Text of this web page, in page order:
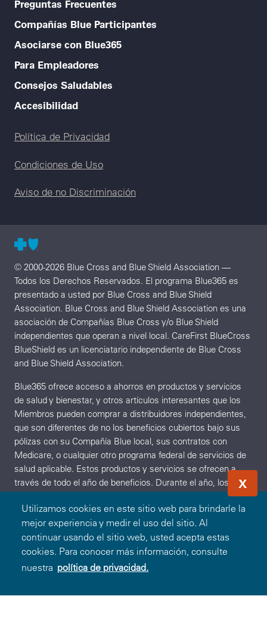
Utilizamos cookies en este sitio web para brindarle la
mejor experiencia y medir el uso del sitio. Al
continuar usando el sitio web, usted acepta estas
cookies. Para conocer más información, consulte
nuestra política de privacidad.
X
Canjear Oferta
Ingresar O
Preguntas Frecuentes
Compañías Blue Participantes
Asociarse con Blue365
Para Empleadores
Consejos Saludables
Accesibilidad
Legal menu
Política de Privacidad
Condiciones de Uso
Aviso de no Discriminación
© 2000-2026 Blue Cross and Blue Shield Association —
Todos los Derechos Reservados. El programa Blue365 es
presentado a usted por Blue Cross and Blue Shield
Association. Blue Cross and Blue Shield Association es una
asociación de Compañías Blue Cross y/o Blue Shield
independientes que operan a nivel local. CareFirst BlueCross
BlueShield es un licenciatario independiente de Blue Cross
and Blue Shield Association.
Blue365 ofrece acceso a ahorros en productos y servicios
de salud y bienestar, y otros artículos interesantes que los
Miembros pueden comprar a distribuidores independientes,
que son diferentes de no los beneficios cubiertos bajo sus
pólizas con su Compañía Blue local, sus contratos con
Medicare, o cualquier otro programa federal de servicios de
salud aplicable. Estos productos y servicios se ofrecen a
través de todo el año de beneficios. Durante el año, los
proveedores independientes pueden ofrecer descuentos
adicionales sobre estos productos y servicios. Para
averiguar qué es lo que está cubierto bajo sus pólizas,
comuníquese con su Compañía Blue local. Los productos y
servicios descritos en el Sitio no se ofrecen ni se garantizan
bajo el contrato de su Compañía Blue con el programa de